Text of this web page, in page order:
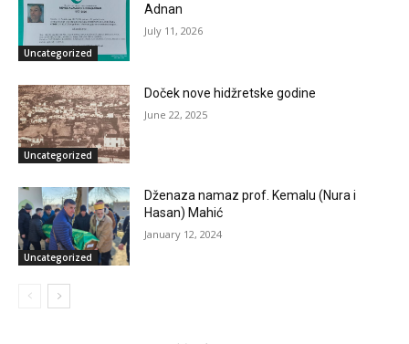
Uncategorized
Adnan
July 11, 2026
Uncategorized
Doček nove hidžretske godine
June 22, 2025
Uncategorized
Dženaza namaz prof. Kemalu (Nura i
Hasan) Mahić
January 12, 2024